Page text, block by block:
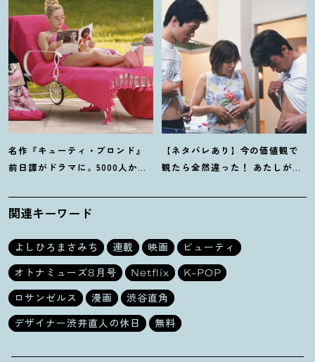
名作『キューティ・ブロンド』
前日譚がドラマに。5000人から
タビュー
【ネタバレあり】今の価値観で
観たら全然違った ！ あたしが救
ター版
関連キーワード
よしひろまさみち 連載 映画
ビューティ
オトナミューズ8月号
Netflix
K-POP
ロサンゼルス
漫画
渋谷直角
デザイナー渋井直人の休日
無料